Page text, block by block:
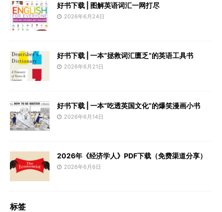
好书下载 | 图解英语词汇一网打尽
2026年6月24日
好书下载 | 一本“拯救词汇匮乏”的英语工具书
2026年6月21日
好书下载 | 一本“吃透英国文化”的爆笑漫画小书
2026年6月14日
2026年《经济学人》PDF下载（免费渠道分享）
2026年6月6日
标签